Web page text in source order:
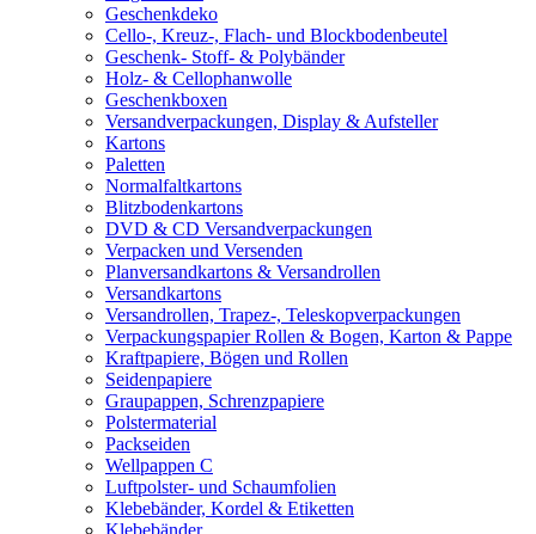
Geschenkdeko
Cello-, Kreuz-, Flach- und Blockbodenbeutel
Geschenk- Stoff- & Polybänder
Holz- & Cellophanwolle
Geschenkboxen
Versandverpackungen, Display & Aufsteller
Kartons
Paletten
Normalfaltkartons
Blitzbodenkartons
DVD & CD Versandverpackungen
Verpacken und Versenden
Planversandkartons & Versandrollen
Versandkartons
Versandrollen, Trapez-, Teleskopverpackungen
Verpackungspapier Rollen & Bogen, Karton & Pappe
Kraftpapiere, Bögen und Rollen
Seidenpapiere
Graupappen, Schrenzpapiere
Polstermaterial
Packseiden
Wellpappen C
Luftpolster- und Schaumfolien
Klebebänder, Kordel & Etiketten